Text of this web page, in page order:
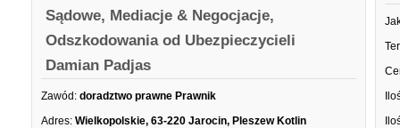
Sądowe, Mediacje & Negocjacje,
Odszkodowania od Ubezpieczycieli
Damian Padjas
Zawód: doradztwo prawne Prawnik
Adres: Wielkopolskie, 63-220 Jarocin, Pleszew Kotlin